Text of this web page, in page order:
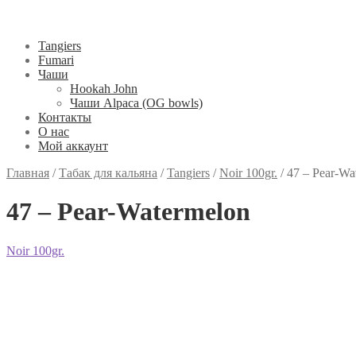
Tangiers
Fumari
Чаши
Hookah John
Чаши Alpaca (OG bowls)
Контакты
О нас
Мой аккаунт
Главная /Табак для кальяна /Tangiers /Noir 100gr. /47 – Pear-
47 – Pear-Watermelon
Noir 100gr.